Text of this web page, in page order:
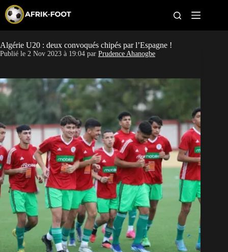
p
o
c
n
t
e
CAN féminine
Pays
Clubs
Classement
Paris sportifs
Algérie U20 : deux convoqués chipés par l’Espagne !
Publié le 2 Nov 2023 à 19:04 par Prudence Ahanogbe